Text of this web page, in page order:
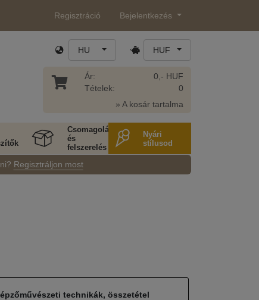
Regisztráció Bejelentkezés
HU HUF
Ár:
Tételek:
0,- HUF
0
» A kosár tartalma
Csomagolás
és
felszerelés
Nyári
stílusod
Regisztráljon most
technikák, összetétel